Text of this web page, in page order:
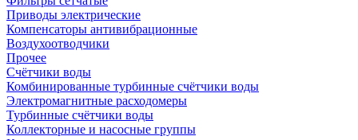
Приводы электрические
Компенсаторы антивибрационные
Воздухоотводчики
Прочее
Счётчики воды
Комбинированные турбинные счётчики воды
Электромагнитные расходомеры
Турбинные счётчики воды
Коллекторные и насосные группы